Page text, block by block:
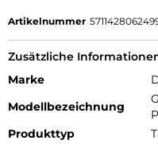
Artikelnummer
Zusätzliche
Marke
Modellbezeichnung
Produkttyp